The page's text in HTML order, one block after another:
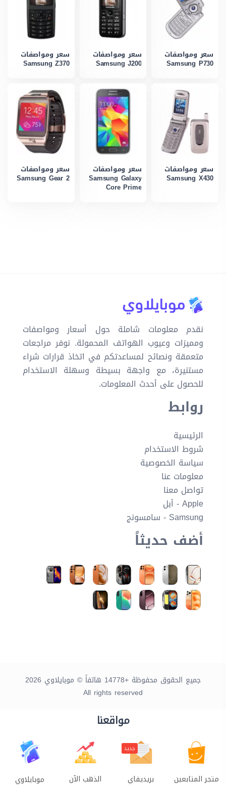
سعر ومواصفات
Samsung P730
سعر ومواصفات
Samsung J200
سعر ومواصفات
Samsung Z370
سعر ومواصفات
Samsung X430
سعر ومواصفات
Samsung Galaxy
Core Prime
سعر ومواصفات
Samsung Gear 2
نقدم معلومات شاملة حول أسعار ومواصفات
ومميزات وعيوب الهواتف المحمولة. نوفر مراجعات
متعمقة ونصائح لمساعدتكم في اتخاذ قرارات شراء
مستنيرة، مع واجهة بسيطة وسهلة الاستخدام
للحصول على أحدث المعلومات.
روابط
الرئيسية
شروط الاستخدام
سياسة الخصوصية
معلومات عنا
تواصل معنا
Apple - أبل
Samsung - سامسونج
أضف حديثاً
جميع الحقوق محفوظة +14778 هاتفاً © موبايلاوي 2026
All rights reserved